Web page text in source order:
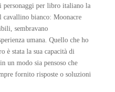
personaggi per libro italiano la
bianco: Moonacre
sembravano
umana. Quello che ho
è stata la sua capacità di
un modo sia pensoso che
fornito risposte o soluzioni